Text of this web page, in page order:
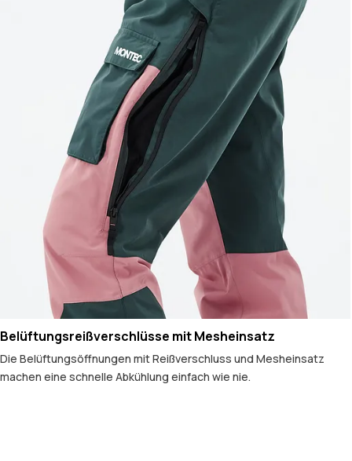
Belüftungsreißverschlüsse mit Mesheinsatz
Die Belüftungsöffnungen mit Reißverschluss und Mesheinsatz
machen eine schnelle Abkühlung einfach wie nie.